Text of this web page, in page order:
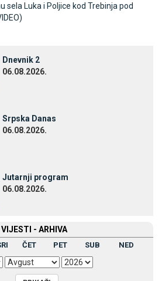
sela Luka i Poljice kod Trebinja pod
Dnevnik 2
06.08.2026.
Srpska Danas
06.08.2026.
Јutarnji program
06.08.2026.
VIЈESTI - ARHIVA
ČET PET SUB NED